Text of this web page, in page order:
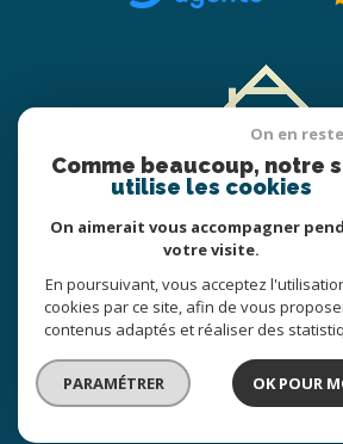
© 2026 | TOUS DROITS RÉSERVÉS | TRADUCTION
PLAN DU SITE
MENTIONS LÉGALES
NOS HONORAIRES
On en
Comme beaucoup, notre
utilise les cookies
On aimerait vous accompagner
votre visite.
En poursuivant, vous acceptez
cookies par ce site, afin de vous
contenus adaptés et réaliser des
PARAMÉTRER OK POUR